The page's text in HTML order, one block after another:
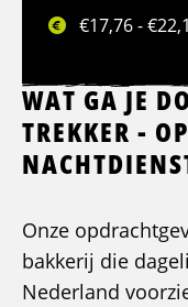
€17,76 -
WAT GA JE
TREKKER -
Onze
bakkerij die
Nederland